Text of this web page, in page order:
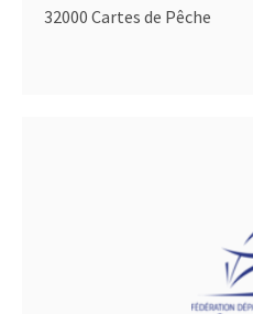
32000 Cartes de Pêche